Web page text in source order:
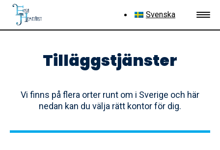
Svenska
Tilläggstjänster
Vi finns på flera orter runt om i Sverige och här
nedan kan du välja rätt kontor för dig.